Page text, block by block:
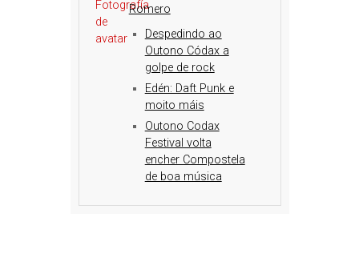
Romero
Despedindo ao
Outono Códax a
golpe de rock
Edén: Daft Punk e
moito máis
Outono Codax
Festival volta
encher Compostela
de boa música